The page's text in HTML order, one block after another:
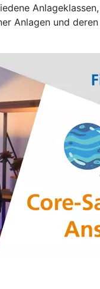
Anlageklassen,
Anlagen und deren